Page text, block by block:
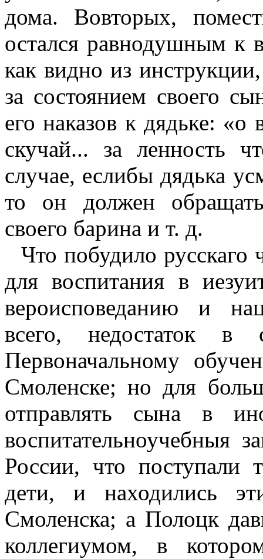
дома. Вовторых,
остался равнодушным к
как видно из
за состоянием своего
его наказов к дядьке:
скучай... за ленность
случае, еслибы дядька
то он должен
своего барина и т. д.
Что побудило русскаго
для воспитания в
вероисповеданию и
всего, недостаток в
Первоначальному
Смоленске; но для
отправлять сына в
воспитательноучебныя
России, что поступали
дети, и находились
Смоленска; а Полоцк
коллегиумом, в